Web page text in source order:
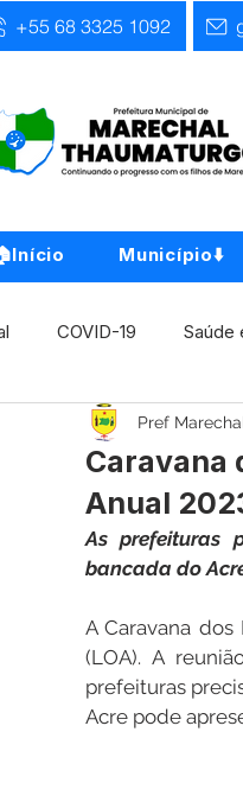
+55 68 3325 1092
Município⬇️
COVID-19 Saúde
Infra, Obra e Transporte
Concursos
Nota de Pesar
Defesa Civil Emenda
Caravana
Anual
Pref
As prefeituras
bancada do
A Caravana
(LOA). A
prefeituras
Acre pode